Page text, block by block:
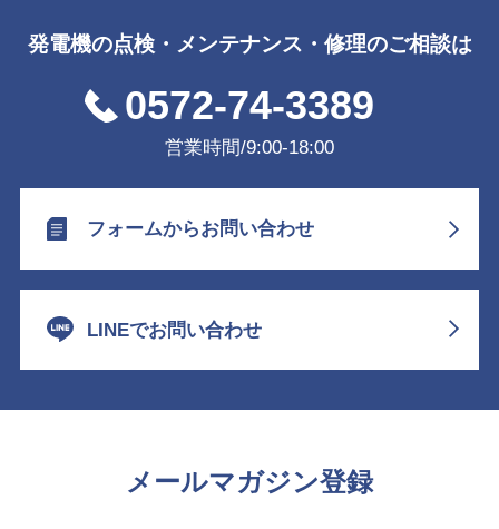
発電機の点検・メンテナンス・修理のご相談は
0572-74-3389
営業時間/9:00-18:00
フォームからお問い合わせ
LINEでお問い合わせ
メールマガジン登録